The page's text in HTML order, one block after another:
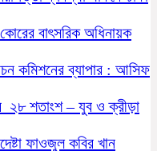
কোরের বাৎসরিক অধিনায়ক
কমিশনের ব্যাপার : আসিফ
২৮ শতাংশ – যুব ও ক্রীড়া
ফাওজুল কবির খান